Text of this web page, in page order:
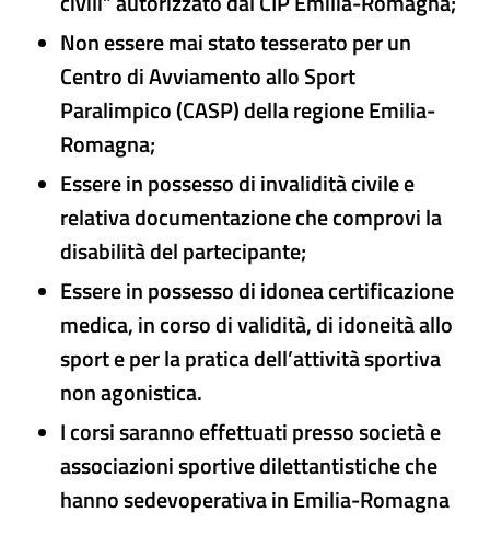
Non essere mai stato tesserato per un
Centro di Avviamento allo Sport
Paralimpico (CASP) della regione Emilia-
Romagna;
Essere in possesso di invalidità civile e
relativa documentazione che comprovi la
disabilità del partecipante;
Essere in possesso di idonea certificazione
medica, in corso di validità, di idoneità allo
sport e per la pratica dell’attività sportiva
non agonistica.
I corsi saranno effettuati presso società e
associazioni sportive dilettantistiche che
hanno sedevoperativa in Emilia-Romagna